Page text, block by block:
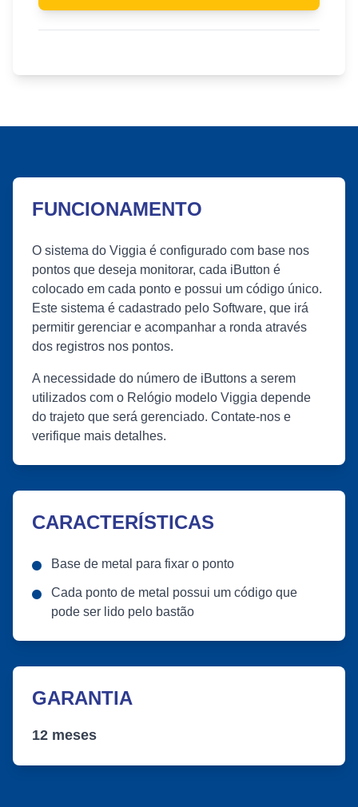
FUNCIONAMENTO
O sistema do Viggia é configurado com base nos
pontos que deseja monitorar, cada iButton é
colocado em cada ponto e possui um código único.
Este sistema é cadastrado pelo Software, que irá
permitir gerenciar e acompanhar a ronda através
dos registros nos pontos.
A necessidade do número de iButtons a serem
utilizados com o Relógio modelo Viggia depende
do trajeto que será gerenciado. Contate-nos e
verifique mais detalhes.
CARACTERÍSTICAS
Base de metal para fixar o ponto
Cada ponto de metal possui um código que
pode ser lido pelo bastão
GARANTIA
12 meses